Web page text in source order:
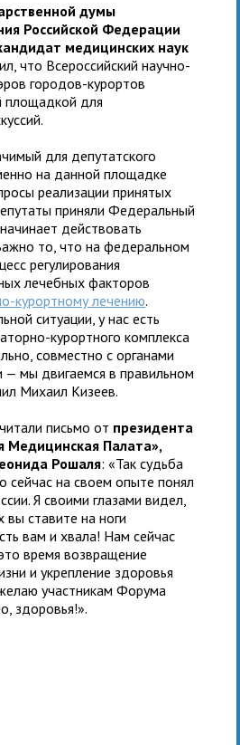
думы
Российской Федерации
медицинских наук
что Всероссийский научно-
городов-курортов
площадкой для
для депутатского
на данной площадке
реализации принятых
приняли Федеральный
действовать
то, что на федеральном
регулирования
лечебных факторов
курортному лечению.
ситуации, у нас есть
курортного комплекса
совместно с органами
— мы двигаемся в правильном
Михаил Кизеев.
письмо от президента
Медицинская Палата»,
Рошаля: «Так судьба
сейчас на своем опыте понял
Я своими глазами видел,
ставите на ноги
вам и хвала! Нам сейчас
время возвращение
и укрепление здоровья
участникам Форума
здоровья!».